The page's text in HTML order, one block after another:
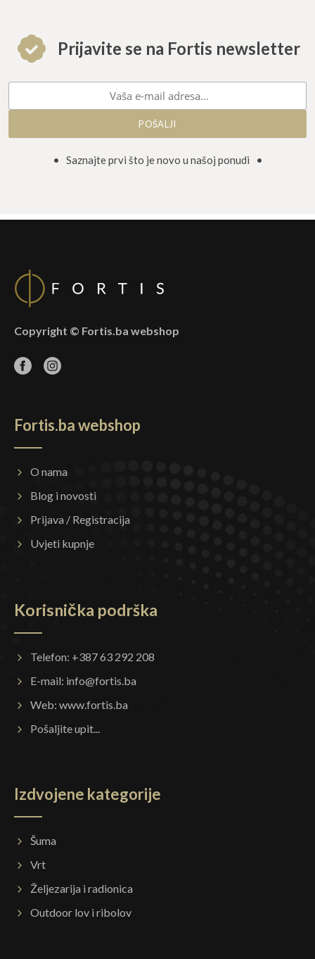
Prijavite se na Fortis newsletter
• Saznajte prvi što je novo u našoj ponudi •
Copyright © Fortis.ba webshop
Fortis.ba webshop
O nama
Blog i novosti
Prijava / Registracija
Uvjeti kupnje
Korisnička podrška
Telefon: +387 63 292 208
E-mail: info@fortis.ba
Web: www.fortis.ba
Pošaljite upit...
Izdvojene kategorije
Šuma
Vrt
Željezarija i radionica
Outdoor lov i ribolov